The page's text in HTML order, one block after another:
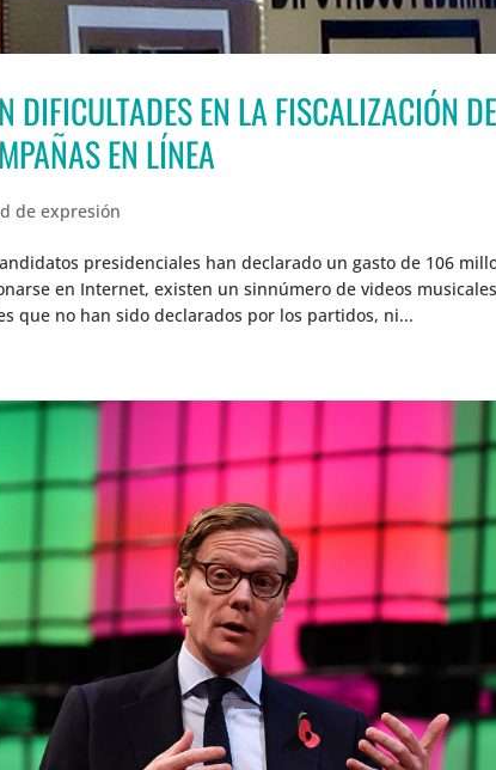
DIFICULTADES EN LA FISCALIZACIÓN
EN LÍNEA
de expresión
presidenciales han declarado un gasto de 106
en Internet, existen un sinnúmero de videos
que no han sido declarados por los partidos, ni...